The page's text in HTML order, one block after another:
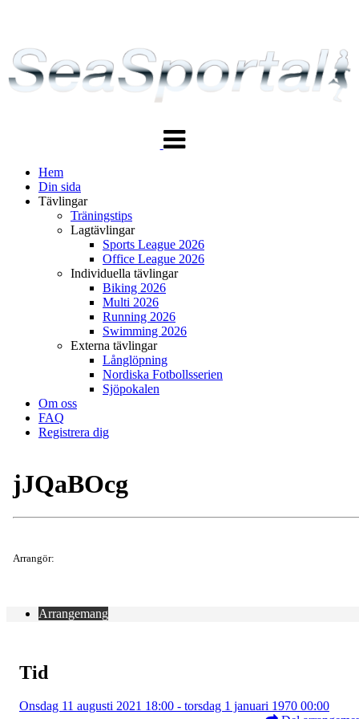
navigering
Hem
Din sida
Tävlingar
Träningstips
Lagtävlingar
Sports League 2026
Office League 2026
Individuella tävlingar
Biking 2026
Multi 2026
Running 2026
Swimming 2026
Externa tävlingar
Långlöpning
Nordiska Fotbollsserien
Sjöpokalen
Om oss
FAQ
Registrera dig
jJQaBOcg
Arrangör:
Arrangemang
Tid
Onsdag 11 augusti 2021 18:00 - torsdag 1 januari 1970 00:00